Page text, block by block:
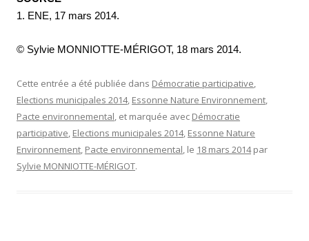
1. ENE, 17 mars 2014.
© Sylvie MONNIOTTE-MÉRIGOT, 18 mars 2014.
Cette entrée a été publiée dans Démocratie participative,
Elections municipales 2014, Essonne Nature Environnement,
Pacte environnemental, et marquée avec Démocratie
participative, Elections municipales 2014, Essonne Nature
Environnement, Pacte environnemental, le 18 mars 2014 par
Sylvie MONNIOTTE-MÉRIGOT.